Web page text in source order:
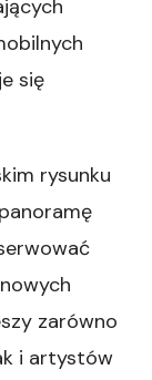
się
rysunku
zarówno
i artystów